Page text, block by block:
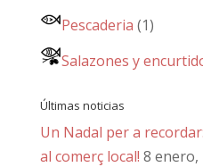
Pescaderia (1)
Salazones y
Últimas noticias
Un Nadal per a
al comerç local! 8 enero,